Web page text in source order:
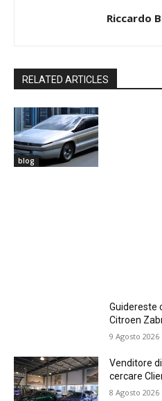
Riccardo
RELATED ARTICLES
blog
Guidereste
Citroen
9 Agosto 2026
Venditore
cercare
8 Agosto 2026